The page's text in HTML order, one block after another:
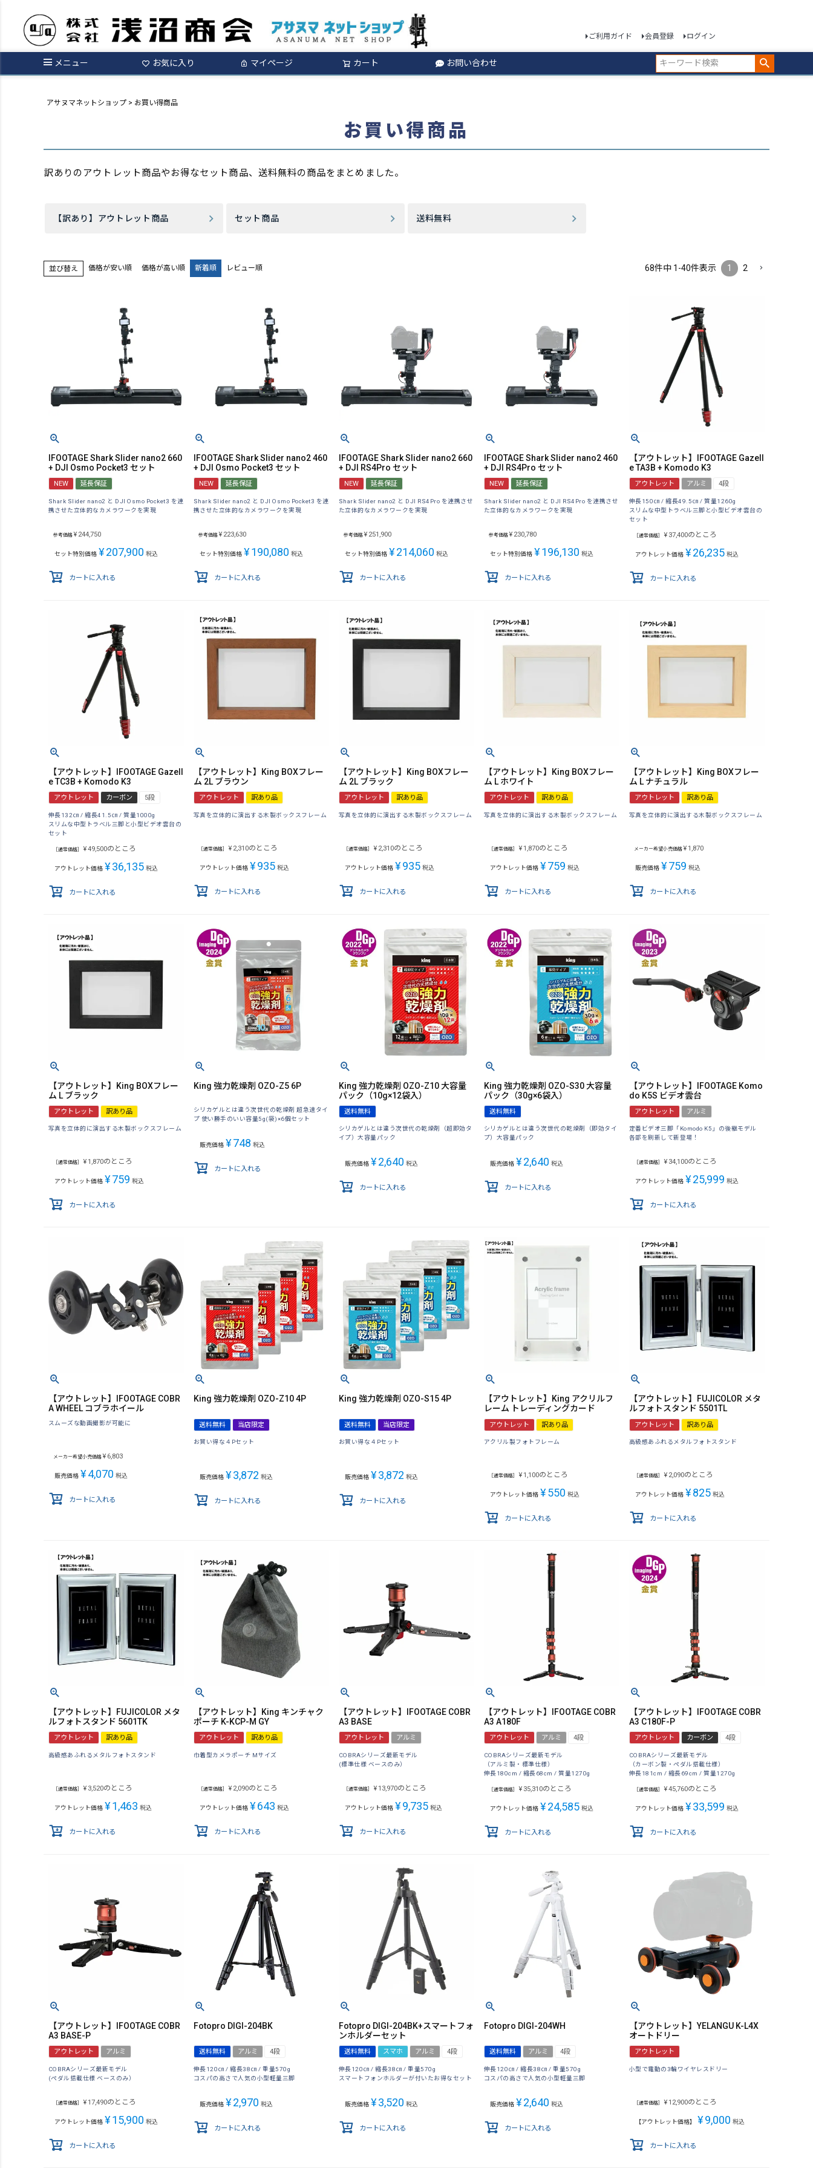
ご利用ガイド 会員登録 ログイン
メニュー お気に入り マイページ カート お問い合わせ
検索
アサヌマネットショップ お買い得商品
お買い得商品
訳ありのアウトレット商品やお得なセット商品、送料無料の商品をまとめました。
【訳あり】アウトレット商品 セット商品 送料無料
並び替え 価格が安い順 価格が高い順 新着順 レビュー順 68件中 1 -40件表示 1 2
IFOOTAGE Shark Slider nano2 660
+ DJI Osmo Pocket3 セット
NEW 延長保証
Shark Slider nano2 と DJI Osmo Pocket3 を連
携させた立体的なカメラワークを実現
参考価格 ¥ 244,750
セット特別価格 ¥207,900 税込
カートに入れる
IFOOTAGE Shark Slider nano2 460
+ DJI Osmo Pocket3 セット
NEW 延長保証
Shark Slider nano2 と DJI Osmo Pocket3 を連
携させた立体的なカメラワークを実現
参考価格 ¥ 223,630
セット特別価格 ¥190,080 税込
カートに入れる
IFOOTAGE Shark Slider nano2 660
+ DJI RS4Pro セット
NEW 延長保証
Shark Slider nano2 と DJI RS4Pro を連携させ
た立体的なカメラワークを実現
参考価格 ¥ 251,900
セット特別価格 ¥214,060 税込
カートに入れる
IFOOTAGE Shark Slider nano2 460
+ DJI RS4Pro セット
NEW 延長保証
Shark Slider nano2 と DJI RS4Pro を連携させ
た立体的なカメラワークを実現
参考価格 ¥ 230,780
セット特別価格 ¥196,130 税込
カートに入れる
【アウトレット】IFOOTAGE Gazell
e TA3B + Komodo K3
アウトレット アルミ 4段
伸長150㎝ / 縮長49.5㎝ / 質量1260g
スリムな中型トラベル三脚と小型ビデオ雲台の
セット
［通常価格］ ¥ 37,400のところ
アウトレット価格 ¥26,235 税込
カートに入れる
【アウトレット】IFOOTAGE Gazell
e TC3B + Komodo K3
アウトレット カーボン 5段
伸長132㎝ / 縮長41.5㎝ / 質量1000g
スリムな中型トラベル三脚と小型ビデオ雲台の
セット
［通常価格］ ¥49,500のところ
アウトレット価格 ¥36,135 税込
カートに入れる
【アウトレット】King BOXフレー
ム 2L ブラウン
アウトレット 訳あり品
写真を立体的に演出する木製ボックスフレーム
［通常価格］ ¥ 2,310のところ
アウトレット価格 ¥935 税込
カートに入れる
【アウトレット】King BOXフレー
ム 2L ブラック
アウトレット 訳あり品
写真を立体的に演出する木製ボックスフレーム
［通常価格］ ¥ 2,310のところ
アウトレット価格 ¥935 税込
カートに入れる
【アウトレット】King BOXフレー
ム L ホワイト
アウトレット 訳あり品
写真を立体的に演出する木製ボックスフレーム
［通常価格］ ¥ 1,870のところ
アウトレット価格 ¥759 税込
カートに入れる
【アウトレット】King BOXフレー
ム L ナチュラル
アウトレット 訳あり品
写真を立体的に演出する木製ボックスフレーム
メーカー希望小売価格 ¥ 1,870
販売価格 ¥759 税込
カートに入れる
【アウトレット】King BOXフレー
ム L ブラック
アウトレット 訳あり品
写真を立体的に演出する木製ボックスフレーム
［通常価格］ ¥ 1,870のところ
アウトレット価格 ¥759 税込
カートに入れる
King 強力乾燥剤 OZO-Z5 6P
シリカゲルとは違う次世代の乾燥剤 超急速タイ
プ 使い勝手のいい容量5g(袋)×6個セット
販売価格 ¥748 税込
カートに入れる
King 強力乾燥剤 OZO-Z10 大容量
パック（10g×12袋入）
送料無料
シリカゲルとは違う次世代の乾燥剤（超即効タ
イプ）大容量パック
販売価格 ¥2,640 税込
カートに入れる
King 強力乾燥剤 OZO-S30 大容量
パック（30g×6袋入）
送料無料
シリカゲルとは違う次世代の乾燥剤（即効タイ
プ）大容量パック
販売価格 ¥2,640 税込
カートに入れる
【アウトレット】IFOOTAGE Komo
do K5S ビデオ雲台
アウトレット アルミ
定番ビデオ三脚「Komodo K5」の後継モデル
各部を刷新して新登場！
［通常価格］ ¥ 34,100のところ
アウトレット価格 ¥25,999 税込
カートに入れる
【アウトレット】IFOOTAGE COBR
A WHEEL コブラホイール
スムーズな動画撮影が可能に
メーカー希望小売価格 ¥ 6,803
販売価格 ¥4,070 税込
カートに入れる
King 強力乾燥剤 OZO-Z10 4P
送料無料 当店限定
お買い得な４Pセット
販売価格 ¥3,872 税込
カートに入れる
King 強力乾燥剤 OZO-S15 4P
送料無料 当店限定
お買い得な４Pセット
販売価格 ¥3,872 税込
カートに入れる
【アウトレット】King アクリルフ
レーム トレーディングカード
アウトレット 訳あり品
アクリル製フォトフレーム
［通常価格］ ¥ 1,100のところ
アウトレット価格 ¥550 税込
カートに入れる
【アウトレット】FUJICOLOR メタ
ルフォトスタンド 5501TL
アウトレット 訳あり品
高級感あふれるメタルフォトスタンド
［通常価格］ ¥ 2,090のところ
アウトレット価格 ¥825 税込
カートに入れる
【アウトレット】FUJICOLOR メタ
ルフォトスタンド 5601TK
アウトレット 訳あり品
高級感あふれるメタルフォトスタンド
［通常価格］ ¥ 3,520のところ
アウトレット価格 ¥1,463 税込
カートに入れる
【アウトレット】King キンチャク
ポーチ K-KCP-M GY
アウトレット 訳あり品
巾着型カメラポーチ Mサイズ
［通常価格］ ¥ 2,090のところ
アウトレット価格 ¥643 税込
カートに入れる
【アウトレット】IFOOTAGE COBR
A3 BASE
アウトレット アルミ
COBRAシリーズ最新モデル
(標準仕様 ベースのみ）
［通常価格］ ¥ 13,970のところ
アウトレット価格 ¥9,735 税込
カートに入れる
【アウトレット】IFOOTAGE COBR
A3 A180F
アウトレット アルミ 4段
COBRAシリーズ最新モデル
（アルミ製・標準仕様）
伸長180cm / 縮長68cm / 質量1270g
［通常価格］ ¥ 35,310のところ
アウトレット価格 ¥24,585 税込
カートに入れる
【アウトレット】IFOOTAGE COBR
A3 C180F-P
アウトレット カーボン 4段
COBRAシリーズ最新モデル
（カーボン製・ペダル搭載仕様）
伸長181cm / 縮長69cm / 質量1270g
［通常価格］ ¥45,760のところ
アウトレット価格 ¥33,599 税込
カートに入れる
【アウトレット】IFOOTAGE COBR
A3 BASE-P
アウトレット アルミ
COBRAシリーズ最新モデル
(ペダル搭載仕様 ベースのみ）
［通常価格］ ¥ 17,490のところ
アウトレット価格 ¥15,900 税込
カートに入れる
Fotopro DIGI-204BK
送料無料 アルミ 4段
伸長120㎝ / 縮長38㎝ / 重量570g
コスパの高さで人気の小型軽量三脚
販売価格 ¥2,970 税込
カートに入れる
Fotopro DIGI-204BK+スマートフォ
ンホルダーセット
送料無料 スマホ アルミ 4段
伸長120㎝ / 縮長38㎝ / 重量570g
スマートフォンホルダーが付いたお得なセット
販売価格 ¥3,520 税込
カートに入れる
Fotopro DIGI-204WH
送料無料 アルミ 4段
伸長120㎝ / 縮長38㎝ / 重量570g
コスパの高さで人気の小型軽量三脚
販売価格 ¥2,640 税込
カートに入れる
【アウトレット】YELANGU K-L4X
オートドリー
アウトレット
小型で電動の3輪ワイヤレスドリー
［通常価格］ ¥ 12,900のところ
【アウトレット価格】 ¥9,000 税込
カートに入れる